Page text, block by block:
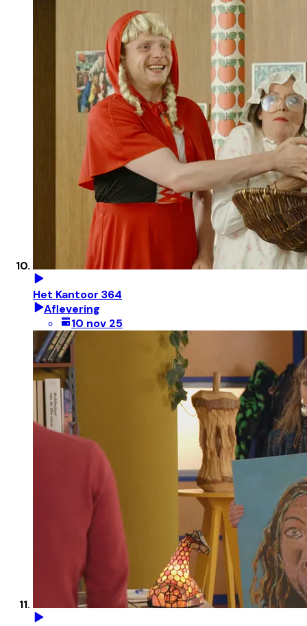
Het Kantoor 364
Aflevering
10 nov 25